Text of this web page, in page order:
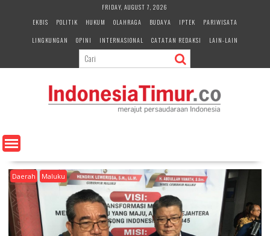
e
n
FRIDAY, AUGUST 7, 2026
EKBIS
POLITIK HUKUM OLAHRAGA BUDAYA IPTEK
PARIWISATA
LINGKUNGAN
OPINI INTERNASIONAL CATATAN REDAKSI LAIN-LAIN
Daerah Maluku